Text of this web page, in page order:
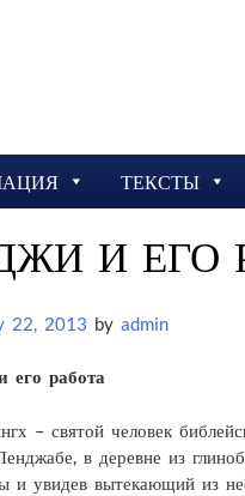
ТЕКСТЫ
И ЕГО
22, 2013 byadmin
его работа
– святой человек
в деревне из
и увидев вытекающий из